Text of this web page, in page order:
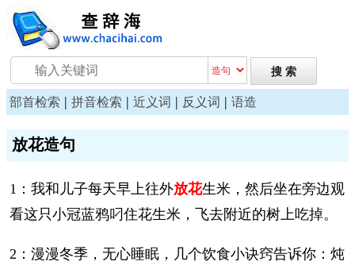
部首检索 | 拼音检索 | 近义词 | 反义词 | 语造
放花造句
1：我和儿子每天早上往外放花生米，然后坐在旁边观
看这只小冠蓝鸦叼住花生米，飞去附近的树上吃掉。
2：漫漫冬季，无心睡眠，几个饮食小诀窍告诉你：炖